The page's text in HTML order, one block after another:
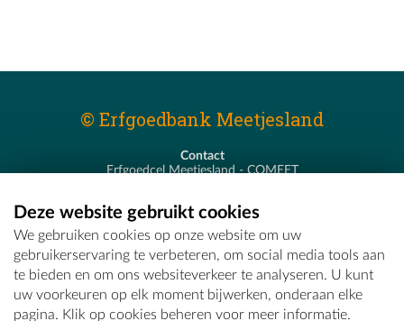
© Erfgoedbank Meetjesland
Contact
Erfgoedcel Meetjesland - COMEET
T - 09 373 75 96
E -erfgoedcel@comeet.be
Deze website gebruikt cookies
We gebruiken cookies op onze website om uw
gebruikerservaring te verbeteren, om social media tools aan
te bieden en om ons websiteverkeer te analyseren. U kunt
uw voorkeuren op elk moment bijwerken, onderaan elke
pagina. Klik op cookies beheren voor meer informatie.